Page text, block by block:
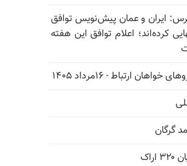
ایران و عمان پیش‌نویس توافق
کرده‌اند؛ اعلام توافق این هفته
خواهان ارتباط - ۱۶مرداد ۱۴۰۵
گرگان